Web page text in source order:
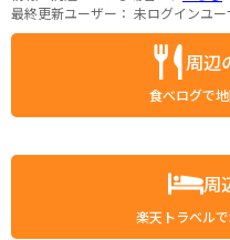
最終更新ユーザー： 未ログインユー
周辺
食べログで地
周
楽天トラベルで